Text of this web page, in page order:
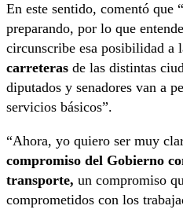
En este sentido, comentó que
preparando, por lo que
circunscribe esa posibilidad a
carreteras de las distintas
diputados y senadores van a
servicios básicos”.
“Ahora, yo quiero ser muy
compromiso del Gobierno
transporte, un compromiso
comprometidos con los